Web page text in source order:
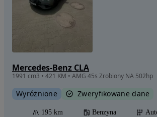
Mercedes-Benz CLA
1991 cm3 • 421 KM • AMG 45s Zrobiony NA 502hp
Wyróżnione Zweryfikowane dane
195 km Benzyna